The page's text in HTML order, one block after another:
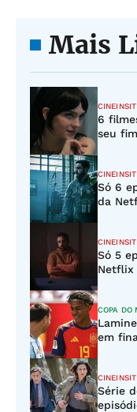
Mais
6
seu
Só 6
da
Só 5
Netflix
COPA DO
em
Série